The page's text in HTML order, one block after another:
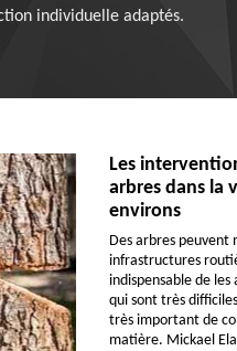
individuelle adaptés.
Les
arbres dans la
environs
Des arbres peuvent
infrastructures
indispensable de
qui sont très
très important de
matière. Mickael